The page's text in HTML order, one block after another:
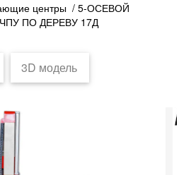
центры / 5-ОСЕВОЙ
ПО ДЕРЕВУ 17Д
3D модель